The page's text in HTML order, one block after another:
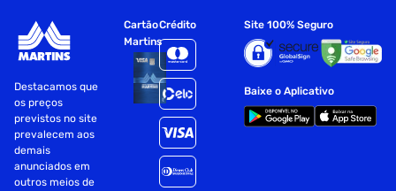
Destacamos que
os preços
previstos no site
prevalecem aos
demais
anunciados em
outros meios de
Cartão
Martins
Crédito Site 100% Seguro
Baixe o Aplicativo